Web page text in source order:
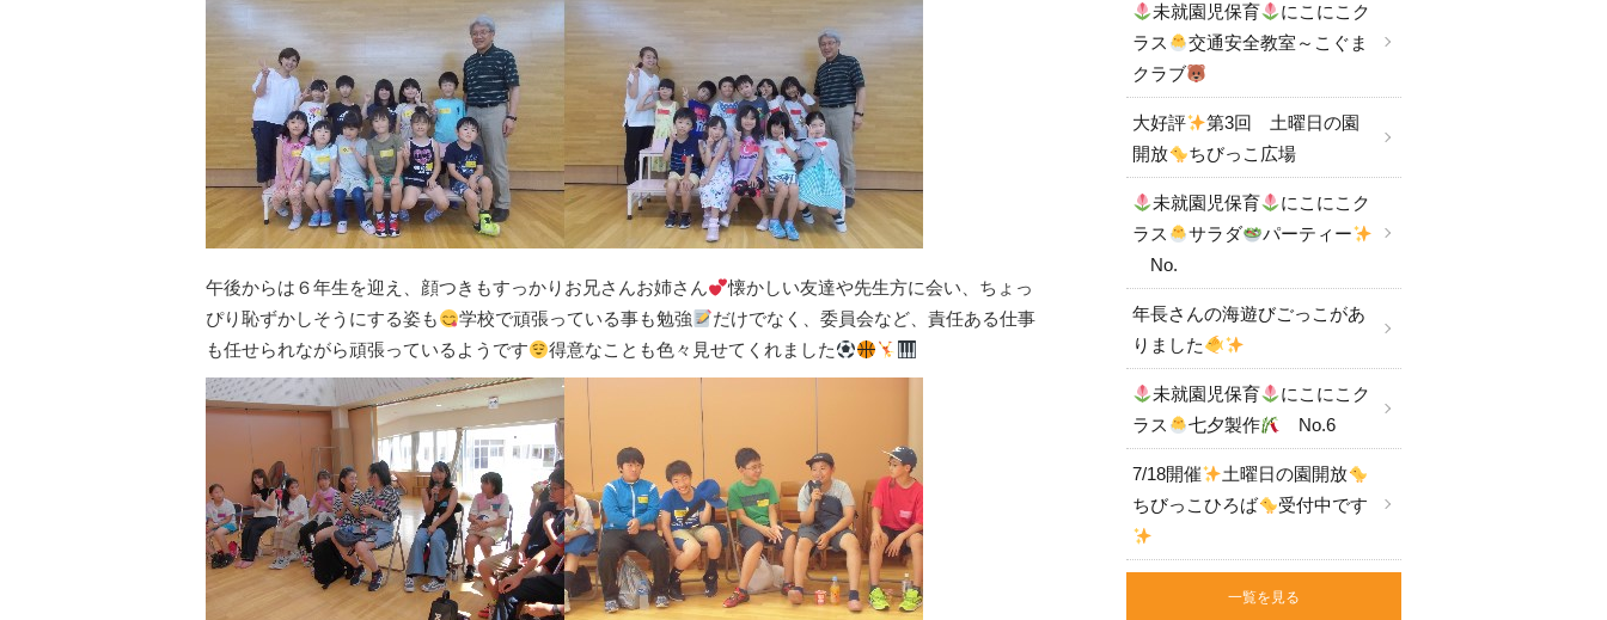
午後からは６年生を迎え、顔つきもすっかりお兄さんお姉さん
懐かしい友達や先生方に会い、ちょっ
ぴり恥ずかしそうにする姿も
学校で頑張っている事も勉強
だけでなく、委員会など、責任ある仕事
も任せられながら頑張っているようです
得意なことも色々見せてくれました
未就園児保育
にこにこク
ラス
交通安全教室～こぐま
クラブ
大好評
第3回 土曜日の園
開放
ちびっこ広場
未就園児保育
にこにこク
ラス
サラダ
パーティー
No.
年長さんの海遊びごっこがあ
りました
未就園児保育
にこにこク
ラス
七夕製作 No.6
7/18開催
土曜日の園開放
ちびっこひろば
受付中です
一覧を見る